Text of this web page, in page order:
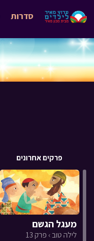
סדרות
פרקים אחרונים
מעגל הגשם
לילה טוב › פרק 13